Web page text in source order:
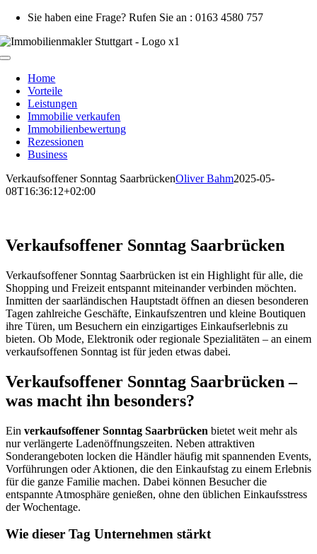
Zum
springen
Sie haben eine Frage? Rufen Sie an : 0163 4580 757
Toggle
NavigationHome
Vorteile
Leistungen
Immobilie verkaufen
Immobilienbewertung
Rezessionen
Business
Verkaufsoffener Sonntag SaarbrückenOliver Bahm2025-05-
08T16:36:12+02:00
Verkaufsoffener Sonntag Saarbrücken
Verkaufsoffener Sonntag Saarbrücken ist ein Highlight für alle, die
Shopping und Freizeit entspannt miteinander verbinden möchten.
Inmitten der saarländischen Hauptstadt öffnen an diesen besonderen
Tagen zahlreiche Geschäfte, Einkaufszentren und kleine Boutiquen
ihre Türen, um Besuchern ein einzigartiges Einkaufserlebnis zu
bieten. Ob Mode, Elektronik oder regionale Spezialitäten – an einem
verkaufsoffenen Sonntag ist für jeden etwas dabei.
Verkaufsoffener Sonntag Saarbrücken –
was macht ihn besonders?
Ein verkaufsoffener Sonntag Saarbrücken bietet weit mehr als
nur verlängerte Ladenöffnungszeiten. Neben attraktiven
Sonderangeboten locken die Händler häufig mit spannenden Events,
Vorführungen oder Aktionen, die den Einkaufstag zu einem Erlebnis
für die ganze Familie machen. Dabei können Besucher die
entspannte Atmosphäre genießen, ohne den üblichen Einkaufsstress
der Wochentage.
Wie dieser Tag Unternehmen stärkt